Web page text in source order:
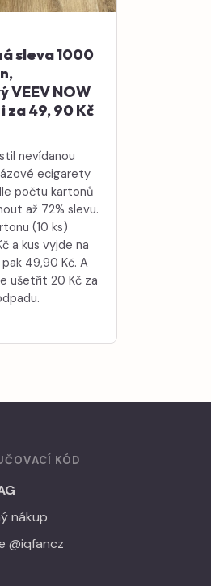
sleva 1000
VEEV NOW
za 49, 90 Kč
nevídanou
ecigarety
počtu kartonů
až 72% slevu.
(10 ks)
a kus vyjde na
49,90 Kč. A
ušetřit 20 Kč za
KÓD
nákup
@iqfancz